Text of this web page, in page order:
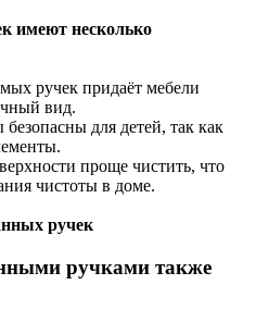
имеют несколько
ручек придаёт мебели
вид.
для детей, так как
проще чистить, что
чистоты в доме.
ручек
ручками также